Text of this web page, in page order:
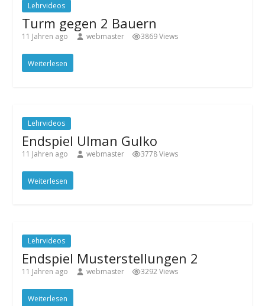
Lehrvideos
Turm gegen 2 Bauern
11 Jahren ago webmaster 3869 Views
Weiterlesen
Lehrvideos
Endspiel Ulman Gulko
11 Jahren ago webmaster 3778 Views
Weiterlesen
Lehrvideos
Endspiel Musterstellungen 2
11 Jahren ago webmaster 3292 Views
Weiterlesen